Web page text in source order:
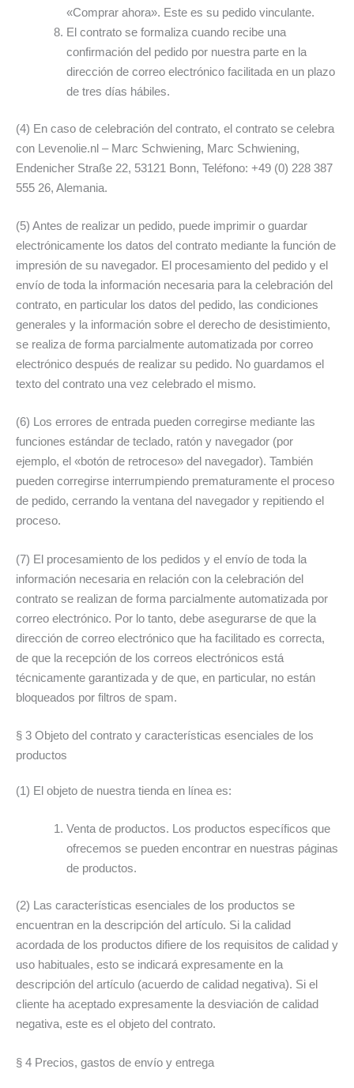
«Comprar ahora». Este es su pedido vinculante.
El contrato se formaliza cuando recibe una
confirmación del pedido por nuestra parte en la
dirección de correo electrónico facilitada en un plazo
de tres días hábiles.
(4) En caso de celebración del contrato, el contrato se celebra
con Levenolie.nl – Marc Schwiening, Marc Schwiening,
Endenicher Straße 22, 53121 Bonn, Teléfono: +49 (0) 228 387
555 26, Alemania.
(5) Antes de realizar un pedido, puede imprimir o guardar
electrónicamente los datos del contrato mediante la función de
impresión de su navegador. El procesamiento del pedido y el
envío de toda la información necesaria para la celebración del
contrato, en particular los datos del pedido, las condiciones
generales y la información sobre el derecho de desistimiento,
se realiza de forma parcialmente automatizada por correo
electrónico después de realizar su pedido. No guardamos el
texto del contrato una vez celebrado el mismo.
(6) Los errores de entrada pueden corregirse mediante las
funciones estándar de teclado, ratón y navegador (por
ejemplo, el «botón de retroceso» del navegador). También
pueden corregirse interrumpiendo prematuramente el proceso
de pedido, cerrando la ventana del navegador y repitiendo el
proceso.
(7) El procesamiento de los pedidos y el envío de toda la
información necesaria en relación con la celebración del
contrato se realizan de forma parcialmente automatizada por
correo electrónico. Por lo tanto, debe asegurarse de que la
dirección de correo electrónico que ha facilitado es correcta,
de que la recepción de los correos electrónicos está
técnicamente garantizada y de que, en particular, no están
bloqueados por filtros de spam.
§ 3 Objeto del contrato y características esenciales de los
productos
(1) El objeto de nuestra tienda en línea es:
Venta de productos. Los productos específicos que
ofrecemos se pueden encontrar en nuestras páginas
de productos.
(2) Las características esenciales de los productos se
encuentran en la descripción del artículo. Si la calidad
acordada de los productos difiere de los requisitos de calidad y
uso habituales, esto se indicará expresamente en la
descripción del artículo (acuerdo de calidad negativa). Si el
cliente ha aceptado expresamente la desviación de calidad
negativa, este es el objeto del contrato.
§ 4 Precios, gastos de envío y entrega